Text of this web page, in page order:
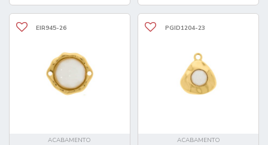
EIR945-26
ACABAMENTO
PGID1204-23
ACABAMENTO